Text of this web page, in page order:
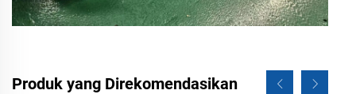
Produk yang Direkomendasikan